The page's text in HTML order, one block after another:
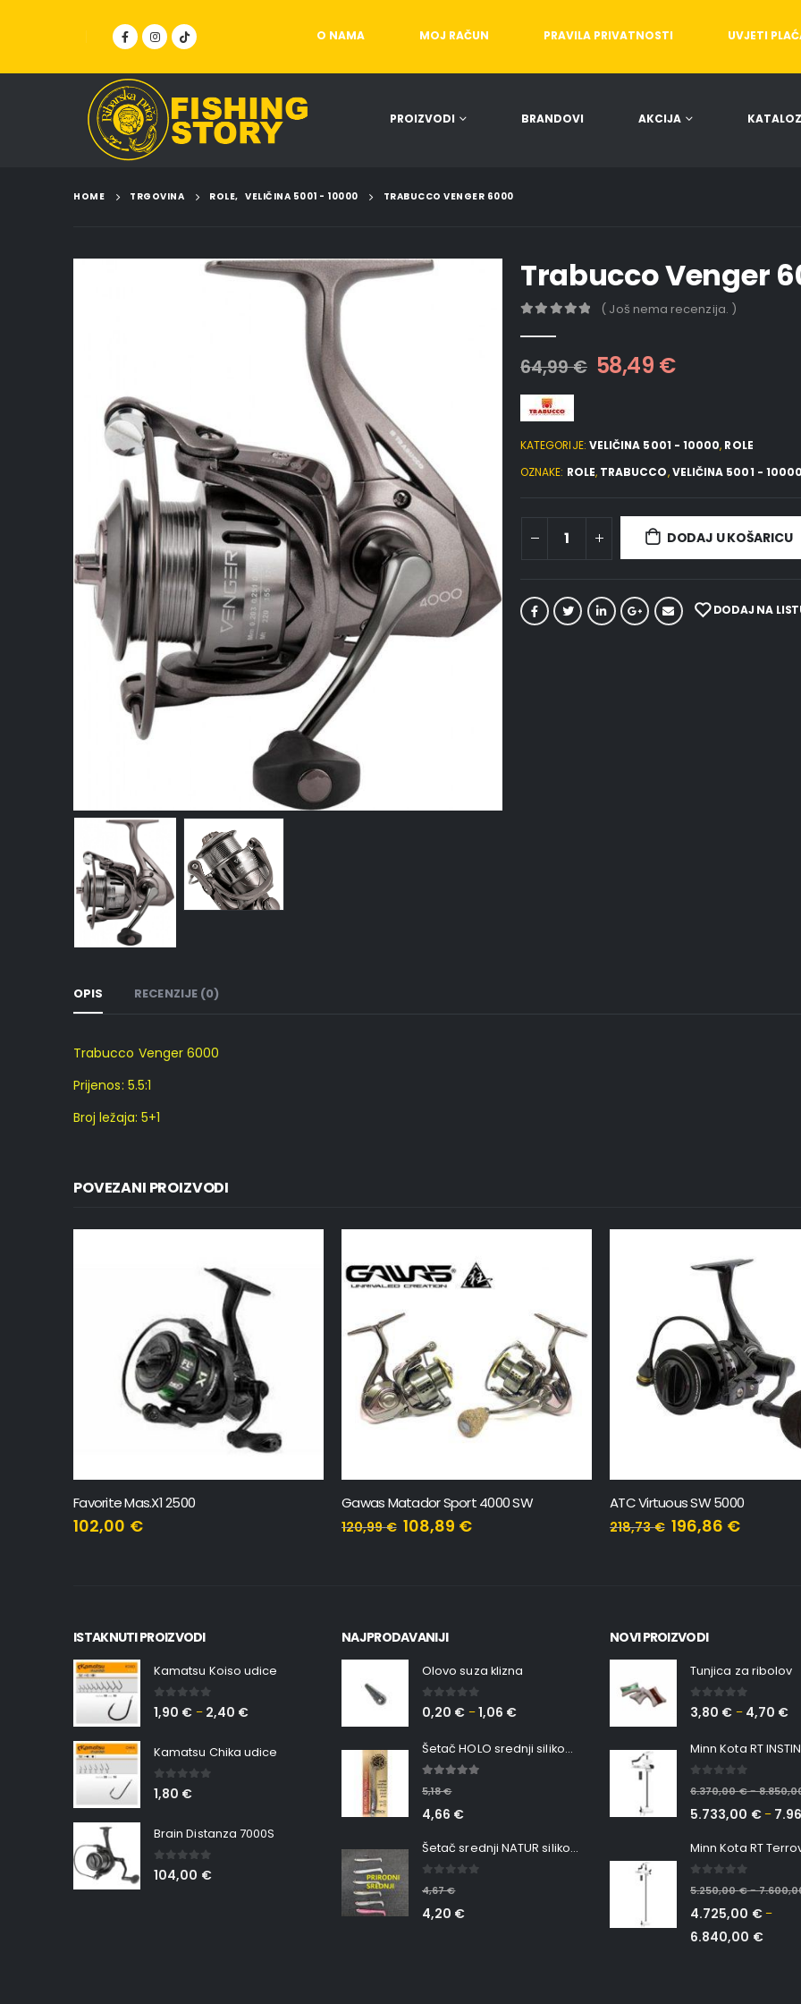
O NAMA MOJ RAČUN PRAVILA PRIVATNOSTI UVJETI
PROIZVODI BRANDOVI AKCIJA
HOME TRGOVINA ROLE, VELIČINA 5001 - 10000 TRABUCCO VENGER 6000
Trabucco Venger
( Još nema recenzija. )
64,99€ 58,49 €
KATEGORIJE: VELIČINA 5001 - 10000, ROLE
OZNAKE: ROLE, TRABUCCO,VELIČINA 5001 -
DODAJ U KOŠARICU
DODAJ NA
OPIS RECENZIJE (0)
Trabucco Venger 6000
Prijenos: 5.5:1
Broj ležaja: 5+1
POVEZANI PROIZVODI
Favorite Mas.X1 2500
102,00 €
Gawas Matador Sport 4000 SW
120,99€ 108,89 €
ATC Virtuous SW 5000
218,73€ 196,86 €
ISTAKNUTI PROIZVODI
Kamatsu Koiso udice
0 out of 5
1,90 € – 2,40 €
Kamatsu Chika udice
0 out of 5
1,80 €
Brain Distanza 7000S
0out of 5
104,00 €
NAJPRODAVANIJI
Olovo suza klizna
0 out of 5
0,20 € –1,06 €
Šetač HOLO srednji silikonska Ribica Belgrade Walker
5,18€
4,66 €
Šetač srednji NATUR silikonska ribica Belgrade Walker
4,67€
4,20 €
NOVI PROIZVODI
Tunjica za ribolov
0 out of 5
3,80 € – 4,70 €
6.370,00€–
5.733,00 €–
5.250,00€–
4.725,00 €–
6.840,00 €